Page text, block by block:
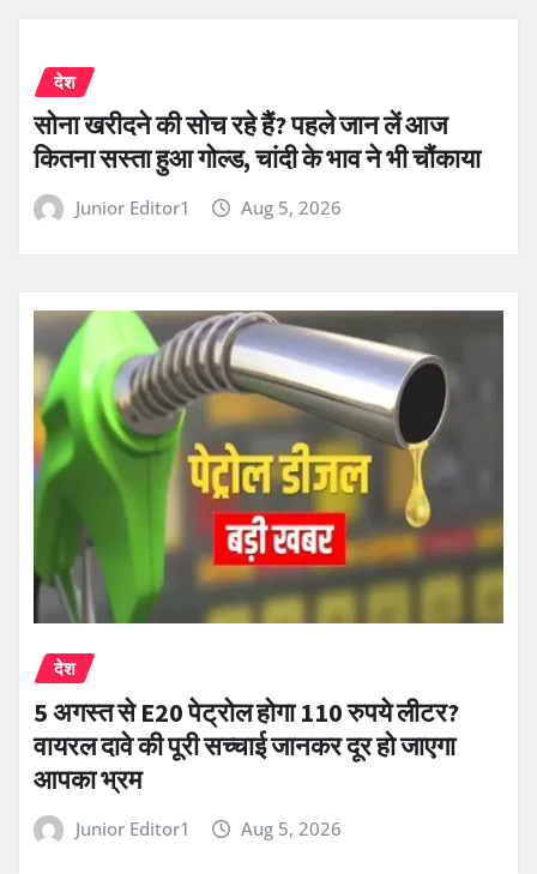
देश
सोना खरीदने की सोच रहे हैं? पहले जान लें आज
कितना सस्ता हुआ गोल्ड, चांदी के भाव ने भी चौंकाया
Junior Editor1 Aug 5, 2026
देश
5 अगस्त से E20 पेट्रोल होगा 110 रुपये लीटर?
वायरल दावे की पूरी सच्चाई जानकर दूर हो जाएगा
आपका भ्रम
Junior Editor1 Aug 5, 2026